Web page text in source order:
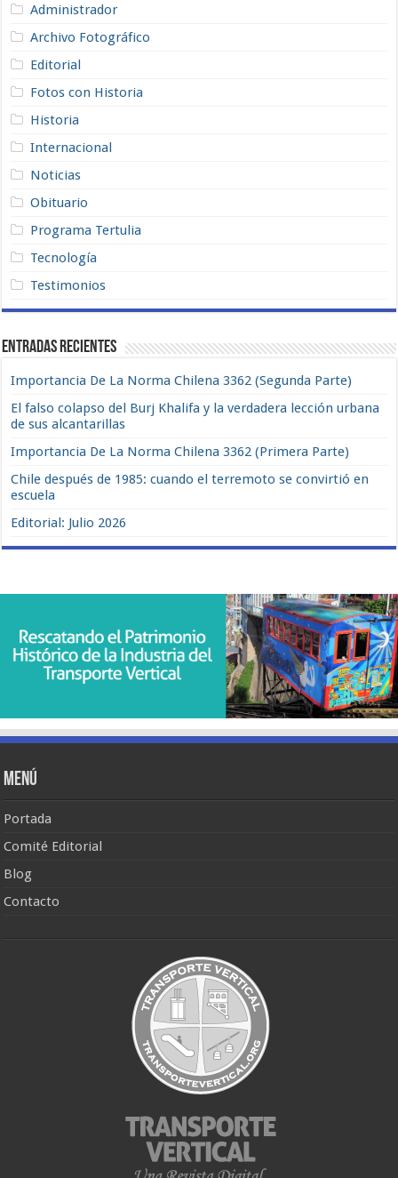
Administrador
Archivo Fotográfico
Editorial
Fotos con Historia
Historia
Internacional
Noticias
Obituario
Programa Tertulia
Tecnología
Testimonios
Entradas recientes
Importancia De La Norma Chilena 3362 (Segunda Parte)
El falso colapso del Burj Khalifa y la verdadera lección urbana
de sus alcantarillas
Importancia De La Norma Chilena 3362 (Primera Parte)
Chile después de 1985: cuando el terremoto se convirtió en
escuela
Editorial: Julio 2026
Menú
Portada
Comité Editorial
Blog
Contacto